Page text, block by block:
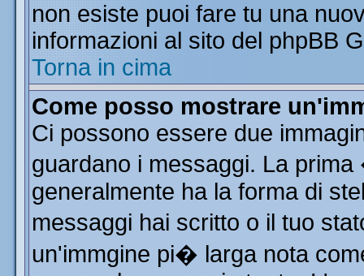
non esiste puoi fare tu una
informazioni al sito del phpBB
Torna in cima
Come posso mostrare
Ci possono essere due
guardano i messaggi. La
generalmente ha la forma di
messaggi hai scritto o il tuo
un'immgine pi� larga nota